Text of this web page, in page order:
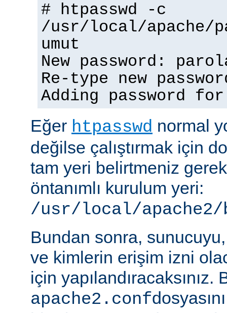
# htpasswd -c
/usr/local/apache/
umut
New password:
Re-type new
Adding password
Eğer htpasswd normal
değilse çalıştırmak için
tam yeri belirtmeniz
öntanımlı kurulum yeri:
/usr/local/apache2/
Bundan sonra,
ve kimlerin erişim izni
için yapılandıracaksınız.
apache2.conf